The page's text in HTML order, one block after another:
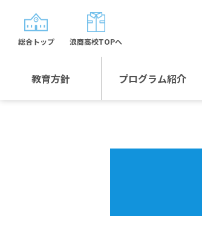
教育方針 プログラム紹介
総合トップ 浪商高校TOPへ